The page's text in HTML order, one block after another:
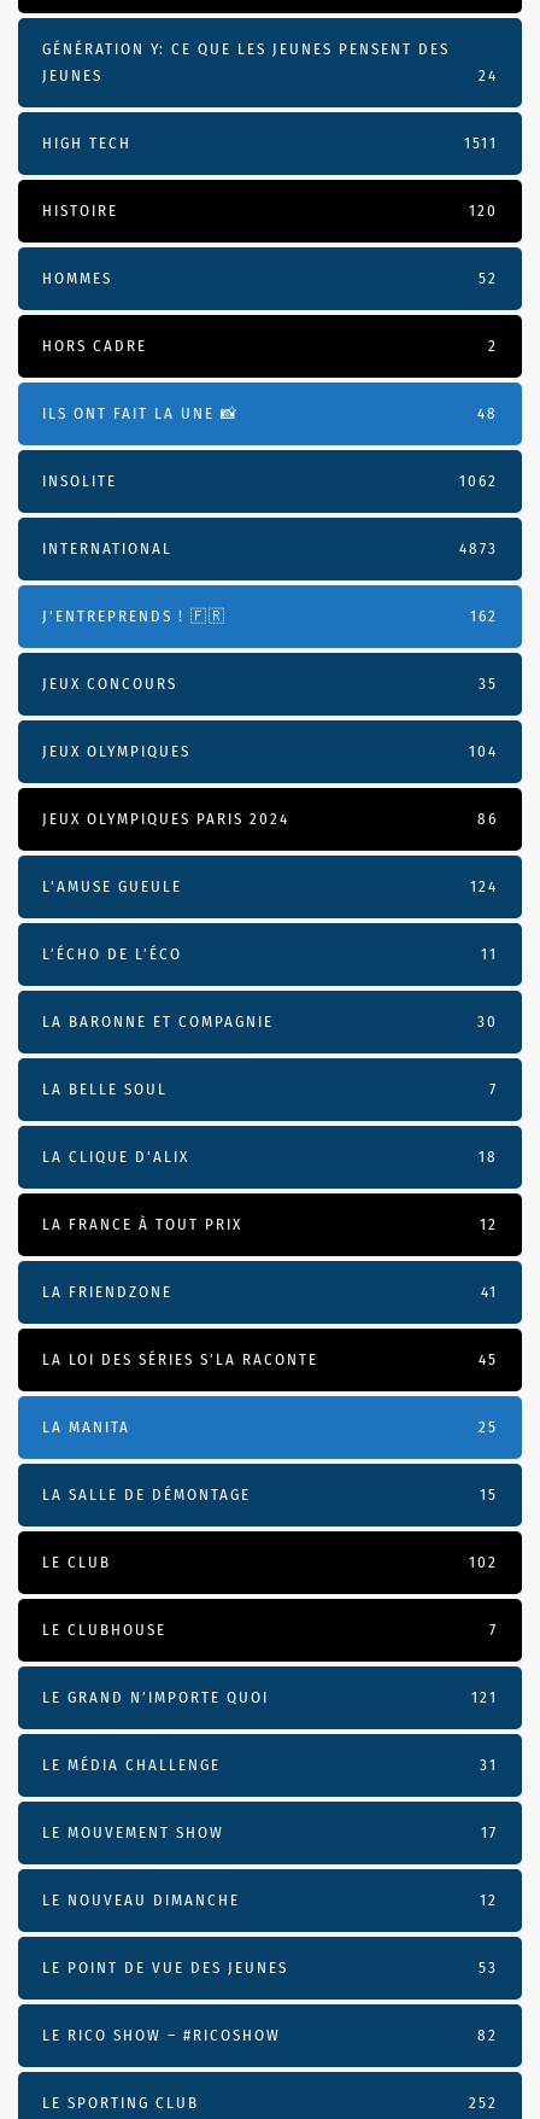
GÉNÉRATION Y: CE QUE LES JEUNES PENSENT DES
JEUNES
24
HIGH TECH 1511
HISTOIRE 120
HOMMES 52
HORS CADRE 2
ILS ONT FAIT LA UNE 📸 48
INSOLITE 1062
INTERNATIONAL 4873
J'ENTREPRENDS ! 🇫🇷 162
JEUX CONCOURS 35
JEUX OLYMPIQUES 104
JEUX OLYMPIQUES PARIS 2024 86
L'AMUSE GUEULE 124
L’ÉCHO DE L’ÉCO 11
LA BARONNE ET COMPAGNIE 30
LA BELLE SOUL 7
LA CLIQUE D'ALIX 18
LA FRANCE À TOUT PRIX 12
LA FRIENDZONE 41
LA LOI DES SÉRIES S'LA RACONTE 45
LA MANITA 25
LA SALLE DE DÉMONTAGE 15
LE CLUB 102
LE CLUBHOUSE 7
LE GRAND N’IMPORTE QUOI 121
LE MÉDIA CHALLENGE 31
LE MOUVEMENT SHOW 17
LE NOUVEAU DIMANCHE 12
LE POINT DE VUE DES JEUNES 53
LE RICO SHOW – #RICOSHOW 82
LE SPORTING CLUB 252